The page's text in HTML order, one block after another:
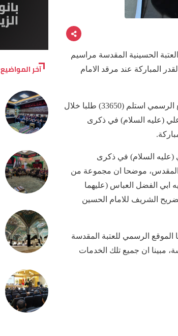
الحسينية المقدسة مراسيم
المباركة عند مرقد الامام
وقال مسؤول الموقع الرسمي للعتبة الحسينية المقدسة (ولاء الصفار) ان الموقع الرسمي استلم (33650) طلبا خلال
علي (عليه السلام) في ذكرى
(عليه السلام) في ذكرى
المقدس، موضحا ان مجموعة من
ابي الفضل العباس (عليهما
الشريف للامام الحسين
الموقع الرسمي للعتبة المقدسة
مبينا ان جميع تلك الخدمات
آخر المواضيع